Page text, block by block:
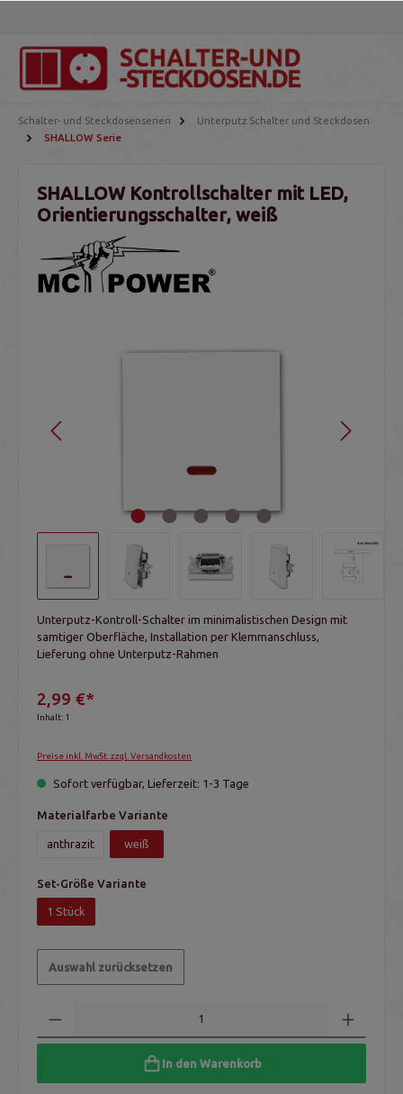
Schalter- und Steckdosenserien
Unterputz Schalter und Steckdosen
SHALLOW Serie
SHALLOW Kontrollschalter mit LED,
Orientierungsschalter, weiß
Unterputz-Kontroll-Schalter im minimalistischen Design mit
samtiger Oberfläche, Installation per Klemmanschluss,
Lieferung ohne Unterputz-Rahmen
2,99 €*
Inhalt: 1
Preise inkl. MwSt. zzgl. Versandkosten
Sofort verfügbar, Lieferzeit: 1-3 Tage
Materialfarbe Variante
anthrazit weiß
Set-Größe Variante
1 Stück
Auswahl zurücksetzen
In den Warenkorb